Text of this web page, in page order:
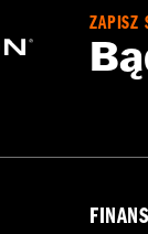
www.h-d.com/
ZAPISZ